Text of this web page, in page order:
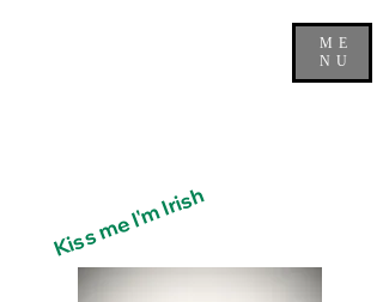
Kiss me I'm Irish
ME
NU